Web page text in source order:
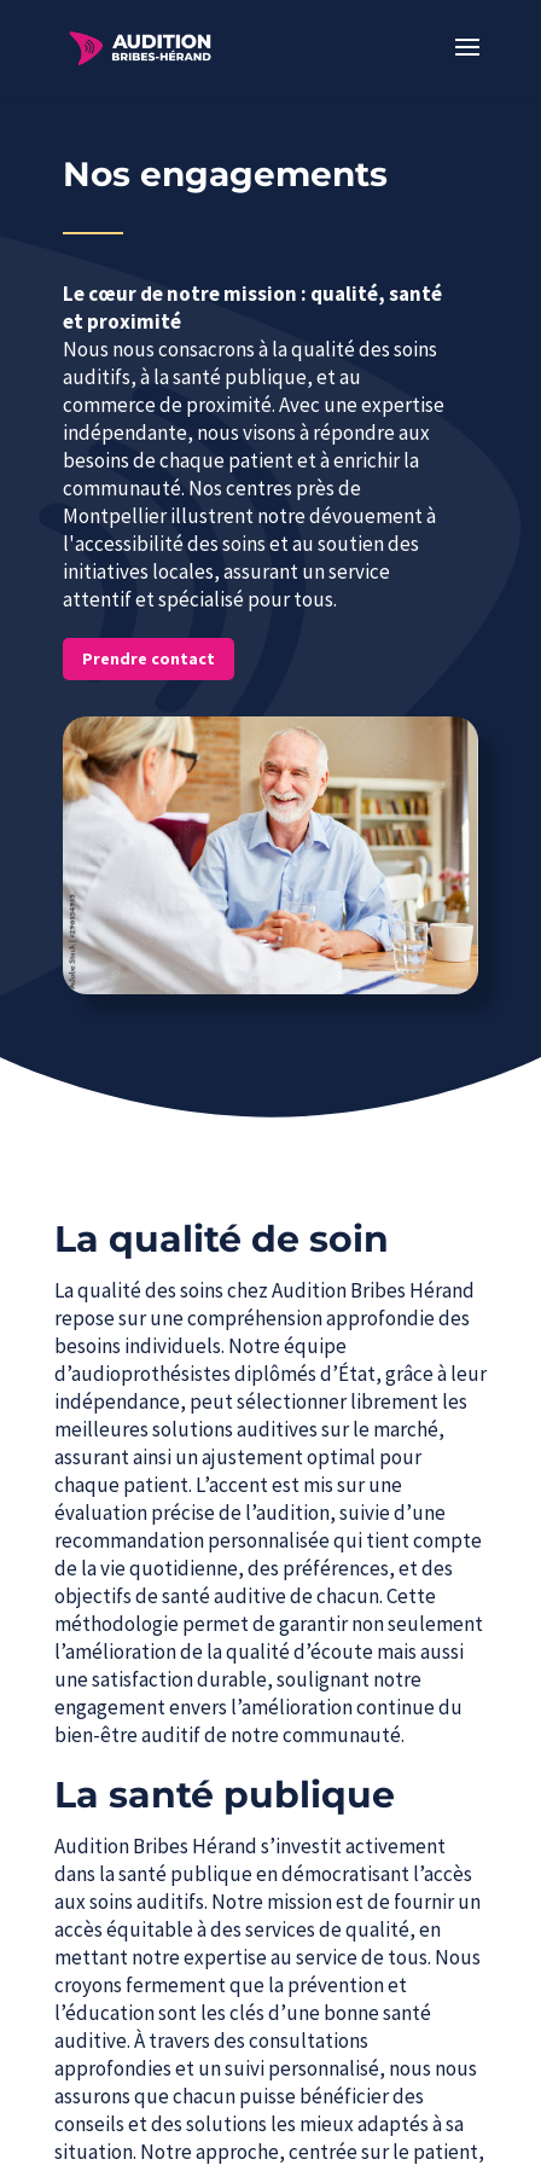
Nos engagements
Le cœur de notre mission : qualité, santé
et proximité
Nous nous consacrons à la qualité des soins
auditifs, à la santé publique, et au
commerce de proximité. Avec une expertise
indépendante, nous visons à répondre aux
besoins de chaque patient et à enrichir la
communauté. Nos centres près de
Montpellier illustrent notre dévouement à
l'accessibilité des soins et au soutien des
initiatives locales, assurant un service
attentif et spécialisé pour tous.
Prendre contact
La qualité de soin
La qualité des soins chez Audition Bribes Hérand
repose sur une compréhension approfondie des
besoins individuels. Notre équipe
d’audioprothésistes diplômés d’État, grâce à leur
indépendance, peut sélectionner librement les
meilleures solutions auditives sur le marché,
assurant ainsi un ajustement optimal pour
chaque patient. L’accent est mis sur une
évaluation précise de l’audition, suivie d’une
recommandation personnalisée qui tient compte
de la vie quotidienne, des préférences, et des
objectifs de santé auditive de chacun. Cette
méthodologie permet de garantir non seulement
l’amélioration de la qualité d’écoute mais aussi
une satisfaction durable, soulignant notre
engagement envers l’amélioration continue du
bien-être auditif de notre communauté.
La santé publique
Audition Bribes Hérand s’investit activement
dans la santé publique en démocratisant l’accès
aux soins auditifs. Notre mission est de fournir un
accès équitable à des services de qualité, en
mettant notre expertise au service de tous. Nous
croyons fermement que la prévention et
l’éducation sont les clés d’une bonne santé
auditive. À travers des consultations
approfondies et un suivi personnalisé, nous nous
assurons que chacun puisse bénéficier des
conseils et des solutions les mieux adaptés à sa
situation. Notre approche, centrée sur le patient,